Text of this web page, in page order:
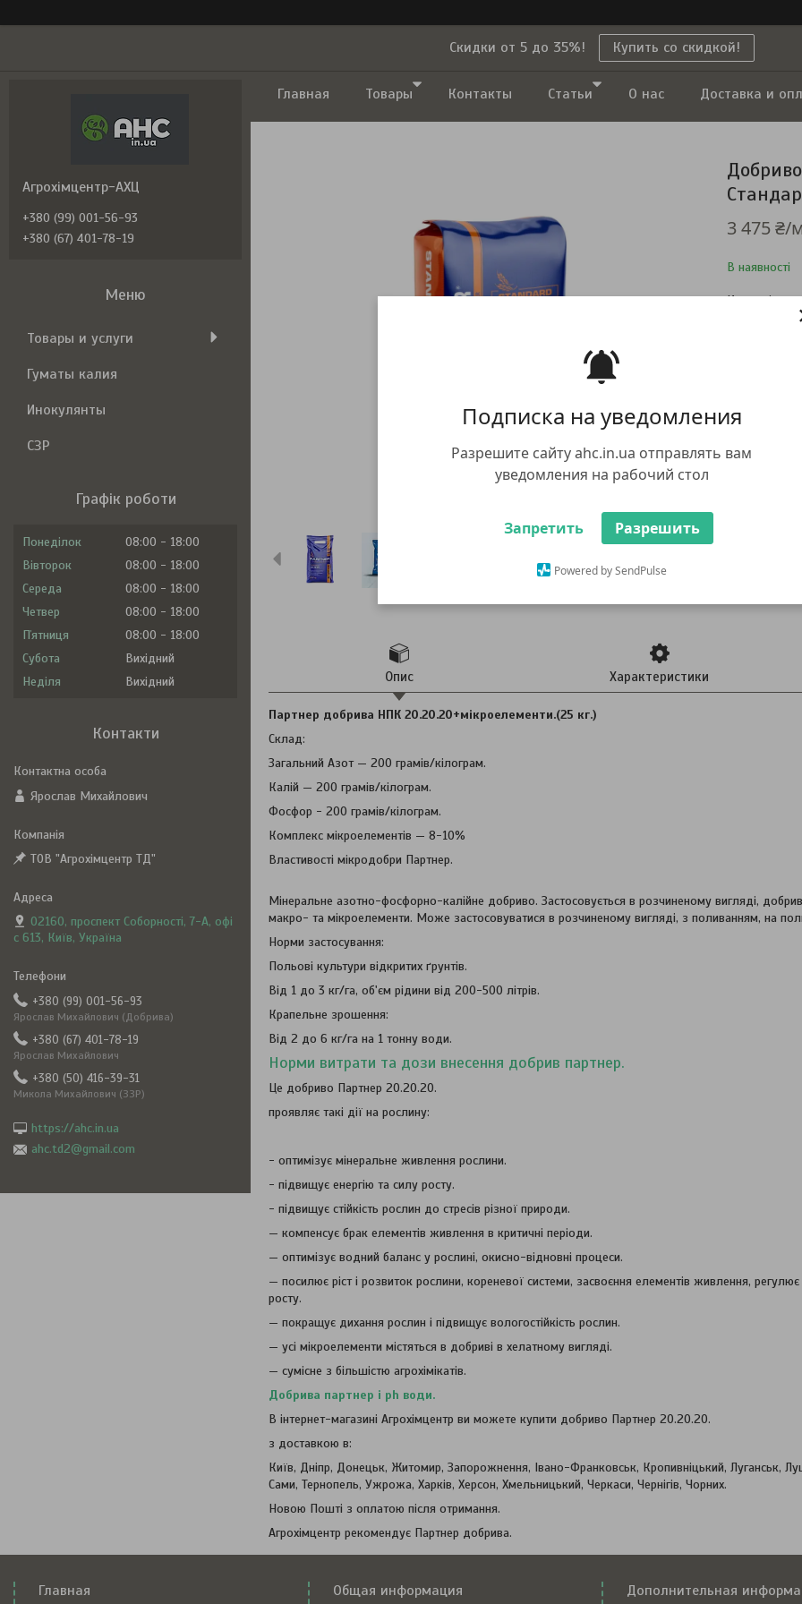
Подписка на уведомления
Разрешите сайту ahc.in.ua отправлять вам
уведомления на рабочий стол
Запретить Разрешить
Powered by SendPulse
Скидки от 5 до 35%! Купить со скидкой!
Главная Товары Контакты Статьи О нас Доставка и
3 475 ₴/
В наявності
Компанія
повернення
Опис Характеристики
Партнер добрива НПК 20.20.20+мікроелементи.(25 кг.)
Склад:
Загальний Азот — 200 грамів/кілограм.
Калій — 200 грамів/кілограм.
Фосфор - 200 грамів/кілограм.
Комплекс мікроелементів — 8-10%
Властивості мікродобри Партнер.
Мінеральне азотно-фосфорно-калійне добриво. Застосовується в розчиненому вигляді,
макро- та мікроелементи. Може застосовуватися в розчиненому вигляді, з поливанням, на
Норми застосування:
Польові культури відкритих ґрунтів.
Від 1 до 3 кг/га, об'єм рідини від 200-500 літрів.
Крапельне зрошення:
Від 2 до 6 кг/га на 1 тонну води.
Норми витрати та дози внесення добрив партнер.
Це добриво Партнер 20.20.20.
проявляє такі дії на рослину:
- оптимізує мінеральне живлення рослини.
- підвищує енергію та силу росту.
- підвищує стійкість рослин до стресів різної природи.
— компенсує брак елементів живлення в критичні періоди.
— оптимізує водний баланс у рослині, окисно-відновні процеси.
— посилює ріст і розвиток рослини, кореневої системи, засвоєння елементів живлення,
росту.
— покращує дихання рослин і підвищує вологостійкість рослин.
— усі мікроелементи містяться в добриві в хелатному вигляді.
— сумісне з більшістю агрохімікатів.
Добрива партнер і ph води.
В інтернет-магазині Агрохімцентр ви можете купити добриво Партнер 20.20.20.
з доставкою в:
Київ, Дніпр, Донецьк, Житомир, Запорожнення, Івано-Франковськ, Кропивніцький, Луганськ,
Сами, Тернопель, Ужрожа, Харків, Херсон, Хмельницький, Черкаси, Чернігів, Чорних.
Новою Пошті з оплатою після отримання.
Агрохімцентр рекомендує Партнер добрива.
Агрохімцентр-АХЦ
+380 (99) 001-56-93
+380 (67) 401-78-19
Товары и услуги
Гуматы калия
Инокулянты
СЗР
Графік роботи
Понеділок 08:00
18:00
Вівторок
08:00
18:00
Середа
08:00
18:00
Четвер
08:00
18:00
Пʼятниця
08:00
18:00
Субота
Вихідний
Неділя
Вихідний
Контакти
Ярослав Михайлович
ТОВ "Агрохімцентр ТД"
02160, проспект Соборності, 7-А, офі
с 613, Київ, Україна
+380 (99) 001-56-93
Ярослав Михайлович (Добрива)
+380 (67) 401-78-19
Ярослав Михайлович
+380 (50) 416-39-31
Микола Михайлович (ЗЗР)
https://ahc.in.ua
ahc.td2@gmail.com
Главная Общая информация Дополнительная